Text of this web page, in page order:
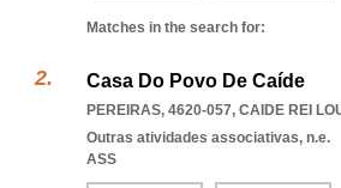
Matches in the search for:
Casa Do Povo De Caíde
PEREIRAS, 4620-057, CAIDE REI
Outras atividades associativas, n.e.
ASS